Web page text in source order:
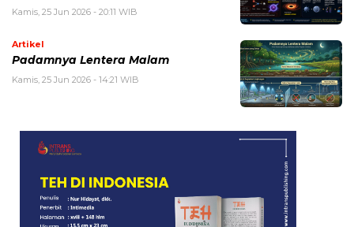
Kamis, 25 Jun 2026 - 20:11 WIB
Artikel
Padamnya Lentera Malam
Kamis, 25 Jun 2026 - 14:21 WIB